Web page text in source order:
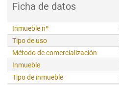
Ficha de datos
Inmueble nº
Tipo de uso
Método de comercialización
Inmueble
Tipo de inmueble